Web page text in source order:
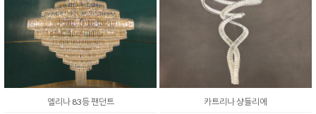
엘리나 83등 팬던트
카트리나 샹들리에